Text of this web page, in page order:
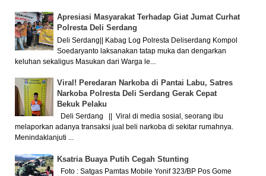
Apresiasi Masyarakat Terhadap Giat Jumat Curhat
Polresta Deli Serdang
Deli Serdang|| Kabag Log Polresta Deliserdang Kompol
Soedaryanto laksanakan tatap muka dan dengarkan
keluhan sekaligus Masukan dari Warga le...
Viral! Peredaran Narkoba di Pantai Labu, Satres
Narkoba Polresta Deli Serdang Gerak Cepat
Bekuk Pelaku
Deli Serdang || Viral di media sosial, seorang ibu
melaporkan adanya transaksi jual beli narkoba di sekitar rumahnya.
Menindaklanjuti ...
Ksatria Buaya Putih Cegah Stunting
Foto : Satgas Pamtas Mobile Yonif 323/BP Pos Gome